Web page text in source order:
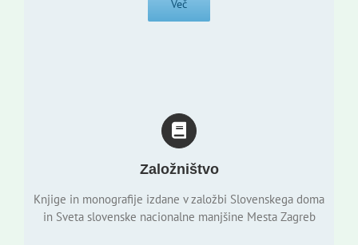
Več
Založništvo
Knjige in monografije izdane v založbi Slovenskega doma
in Sveta slovenske nacionalne manjšine Mesta Zagreb